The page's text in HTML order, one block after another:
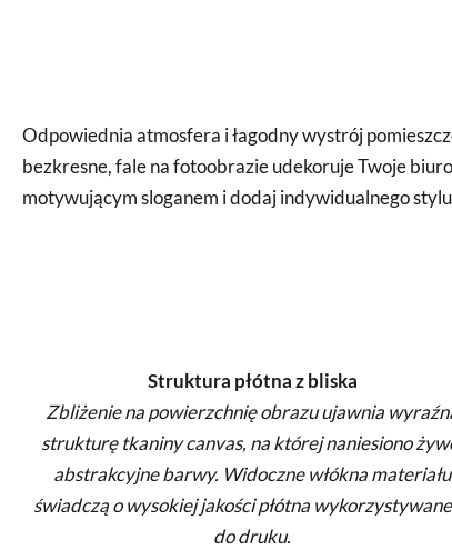
Odpowiednia atmosfera i łagodny wystrój
bezkresne, fale na fotoobrazie udekoruje Twoje
motywującym sloganem i dodaj indywidualnego
Struktura płótna z bliska
Zbliżenie na powierzchnię obrazu ujawnia
strukturę tkaniny canvas, na której naniesiono
abstrakcyjne barwy. Widoczne włókna materiału
świadczą o wysokiej jakości płótna
do druku.